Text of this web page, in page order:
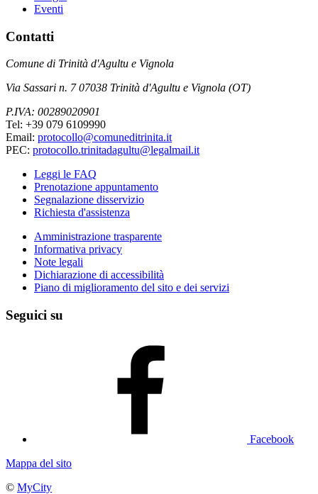
Eventi
Contatti
Comune di Trinità d'Agultu e Vignola
Via Sassari n. 7 07038 Trinità d'Agultu e Vignola (OT)
P.IVA: 00289020901
Tel: +39 079 6109990
Email: protocollo@comuneditrinita.it
PEC: protocollo.trinitadagultu@legalmail.it
Leggi le FAQ
Prenotazione appuntamento
Segnalazione disservizio
Richiesta d'assistenza
Amministrazione trasparente
Informativa privacy
Note legali
Dichiarazione di accessibilità
Piano di miglioramento del sito e dei servizi
Seguici su
Facebook
Mappa del sito
© MyCity